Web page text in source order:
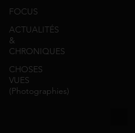
FOCUS
ACTUALITÉS
&
CHRONIQUES
CHOSES
VUES
(Photographies)